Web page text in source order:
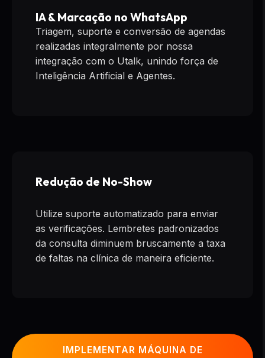
IA & Marcação no WhatsApp
Triagem, suporte e conversão de agendas
realizadas integralmente por nossa
integração com o Utalk, unindo força de
Inteligência Artificial e Agentes.
Redução de No-Show
Utilize suporte automatizado para enviar
as verificações. Lembretes padronizados
da consulta diminuem bruscamente a taxa
de faltas na clínica de maneira eficiente.
IMPLEMENTAR MÁQUINA DE